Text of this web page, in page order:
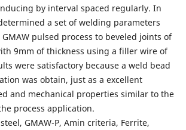
by interval spaced regularly. In
a set of welding parameters
pulsed process to beveled joints of
9mm of thickness using a filler wire of
were satisfactory because a weld bead
was obtain, just as a excellent
and mechanical properties similar to the
process application.
GMAW-P, Amin criteria, Ferrite,